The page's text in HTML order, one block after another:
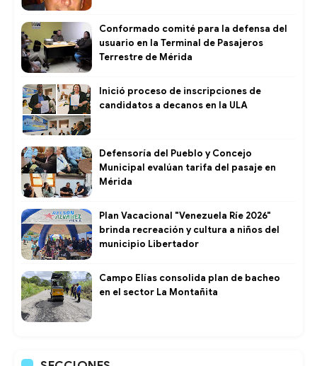
Conformado comité para la defensa del
usuario en la Terminal de Pasajeros
Terrestre de Mérida
Inició proceso de inscripciones de
candidatos a decanos en la ULA
Defensoría del Pueblo y Concejo
Municipal evalúan tarifa del pasaje en
Mérida
Plan Vacacional "Venezuela Ríe 2026"
brinda recreación y cultura a niños del
municipio Libertador
Campo Elías consolida plan de bacheo
en el sector La Montañita